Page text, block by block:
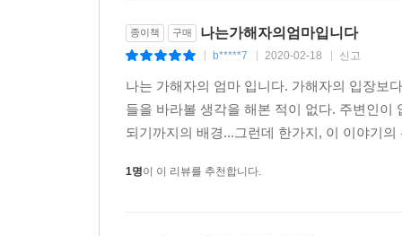
앤드루 솔로몬은 자신의 저작 〈부모와 다른
같다.”고 요약한 바 있다. 또 남편 톰 클리볼드는
빠져든 어둠의 정체를 가장 정직하게 직시하려
한다. 또 이런 저자를 돕고 위로하고 지지했던
반짝인다. 특히 범죄자, 살인자의 가족이나 사랑
종이책 구매 나는가해자의엄마입니다
b*****7 2020-02-18 신고
나는 가해자의 엄마 입니다. 가해자의 입장보
들을 바라볼 생각을 해본 적이 없다. 주변인
되기까지의 배경...그런데 한가지, 이 이야기
1명이 이 리뷰를 추천합니다.